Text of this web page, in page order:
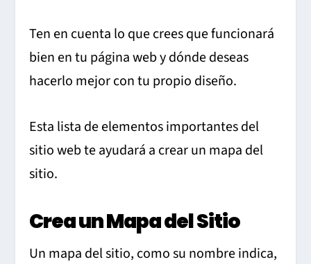
Ten en cuenta lo que crees que funcionará
bien en tu página web y dónde deseas
hacerlo mejor con tu propio diseño.
Esta lista de elementos importantes del
sitio web te ayudará a crear un mapa del
sitio.
Crea un Mapa del Sitio
Un mapa del sitio, como su nombre indica,